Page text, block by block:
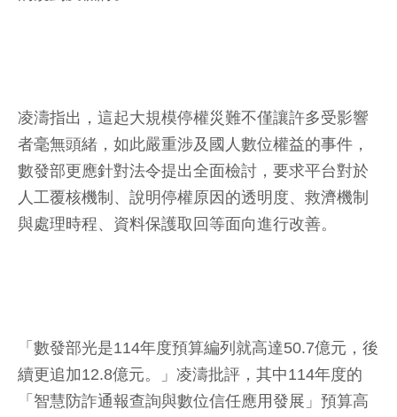
凌濤指出，這起大規模停權災難不僅讓許多受影響
者毫無頭緒，如此嚴重涉及國人數位權益的事件，
數發部更應針對法令提出全面檢討，要求平台對於
人工覆核機制、說明停權原因的透明度、救濟機制
與處理時程、資料保護取回等面向進行改善。
「數發部光是114年度預算編列就高達50.7億元，後
續更追加12.8億元。」凌濤批評，其中114年度的
「智慧防詐通報查詢與數位信任應用發展」預算高